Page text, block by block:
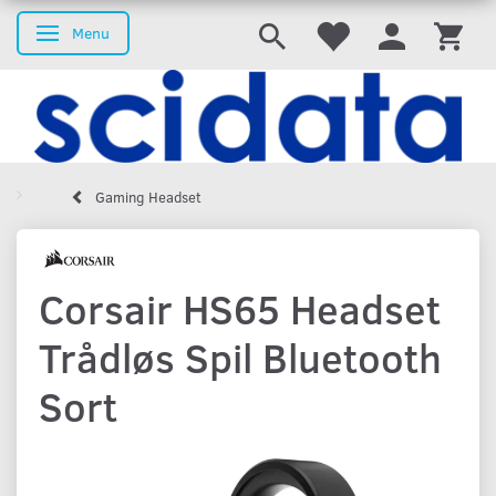
Skifte navigation
Menu
Gaming Headset
Corsair HS65 Headset
Trådløs Spil Bluetooth
Sort